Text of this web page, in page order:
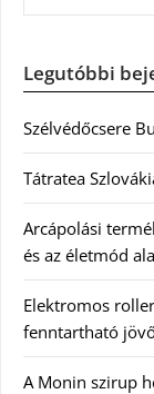
Legutóbbi
Szélvédőcsere
Tátratea
Arcápolási
és az életmód
Elektromos
fenntartható
A Monin szirup